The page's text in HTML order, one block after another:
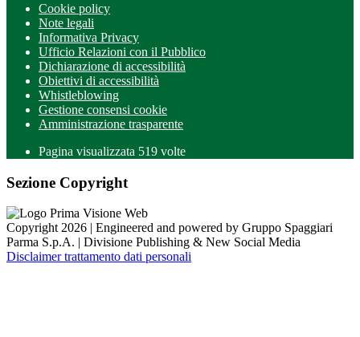
Cookie policy
Note legali
Informativa Privacy
Ufficio Relazioni con il Pubblico
Dichiarazione di accessibilità
Obiettivi di accessibilità
Whistleblowing
Gestione consensi cookie
Amministrazione trasparente
Pagina visualizzata 519 volte
Sezione Copyright
Copyright 2026 | Engineered and powered by Gruppo Spaggiari
Parma S.p.A. | Divisione Publishing & New Social Media
Disclaimer trattamento dati personali